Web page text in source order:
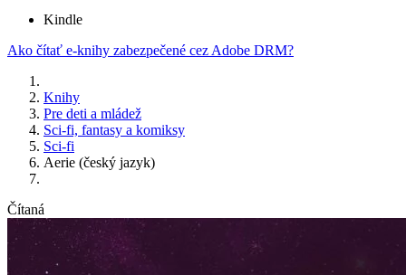
Kindle
Ako čítať e-knihy zabezpečené cez Adobe DRM?
Knihy
Pre deti a mládež
Sci-fi, fantasy a komiksy
Sci-fi
Aerie (český jazyk)
Čítaná